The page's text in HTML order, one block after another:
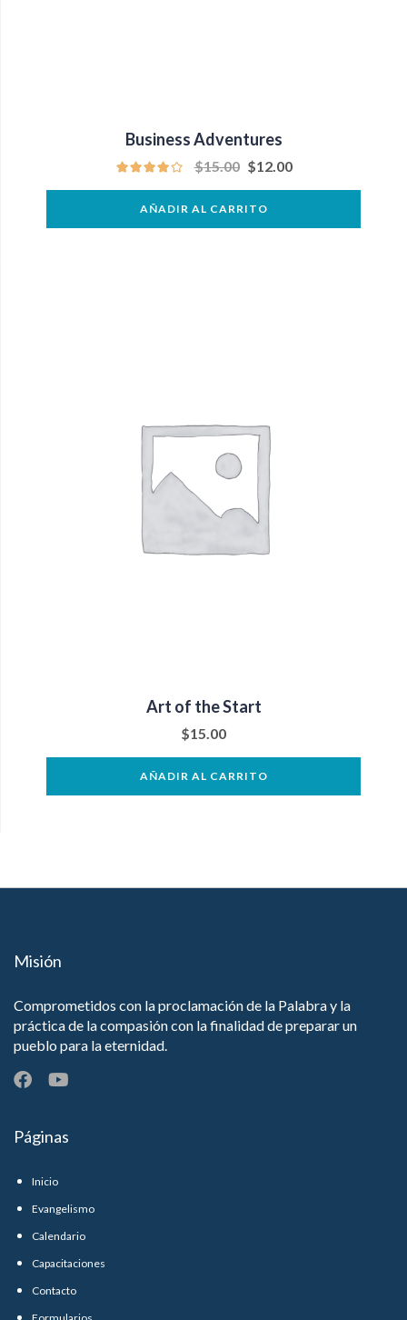
Business Adventures
$15.00 $12.00
AÑADIR AL CARRITO
Art of the Start
$15.00
AÑADIR AL CARRITO
Misión
Comprometidos con la proclamación de la Palabra y la
práctica de la compasión con la finalidad de preparar un
pueblo para la eternidad.
Páginas
Inicio
Evangelismo
Calendario
Capacitaciones
Contacto